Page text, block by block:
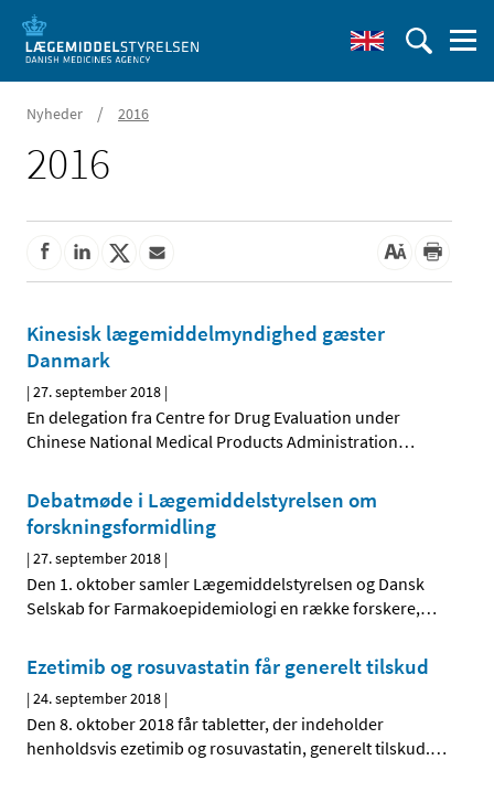
Nyheder / 2016
2016
Kinesisk lægemiddelmyndighed gæster
Danmark
|27. september 2018 |
En delegation fra Centre for Drug Evaluation under
Chinese National Medical Products Administration…
Debatmøde i Lægemiddelstyrelsen om
forskningsformidling
|27. september 2018 |
Den 1. oktober samler Lægemiddelstyrelsen og Dansk
Selskab for Farmakoepidemiologi en række forskere,…
Ezetimib og rosuvastatin får generelt tilskud
|24. september 2018 |
Den 8. oktober 2018 får tabletter, der indeholder
henholdsvis ezetimib og rosuvastatin, generelt tilskud.…